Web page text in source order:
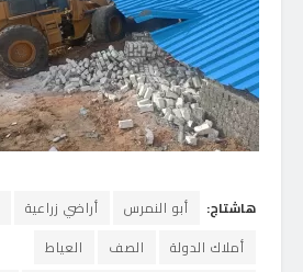
هاشتاج: أبو النمرس أراضي زراعية
أملاك الدولة
الصف
العياط